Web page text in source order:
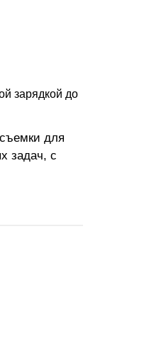
зарядкой до
для
задач, с